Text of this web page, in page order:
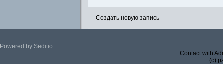
Создать новую запись
Powered by Seditio
Contact with
(c)